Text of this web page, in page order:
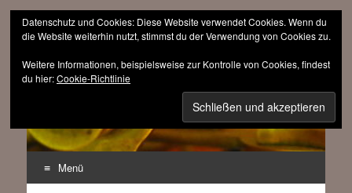
sinnfrei.ch
Menü
Datenschutz und Cookies: Diese Website verwendet Cookies. Wenn du
die Website weiterhin nutzt, stimmst du der Verwendung von Cookies zu.
Weitere Informationen, beispielsweise zur Kontrolle von Cookies, findest
du hier:Cookie-Richtlinie